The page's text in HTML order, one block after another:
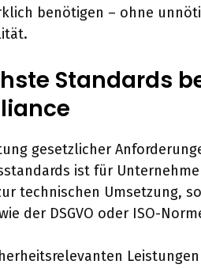
benötigen – ohne
Standards
gesetzlicher
ist für
technischen Umsetzung,
der DSGVO oder ISO-